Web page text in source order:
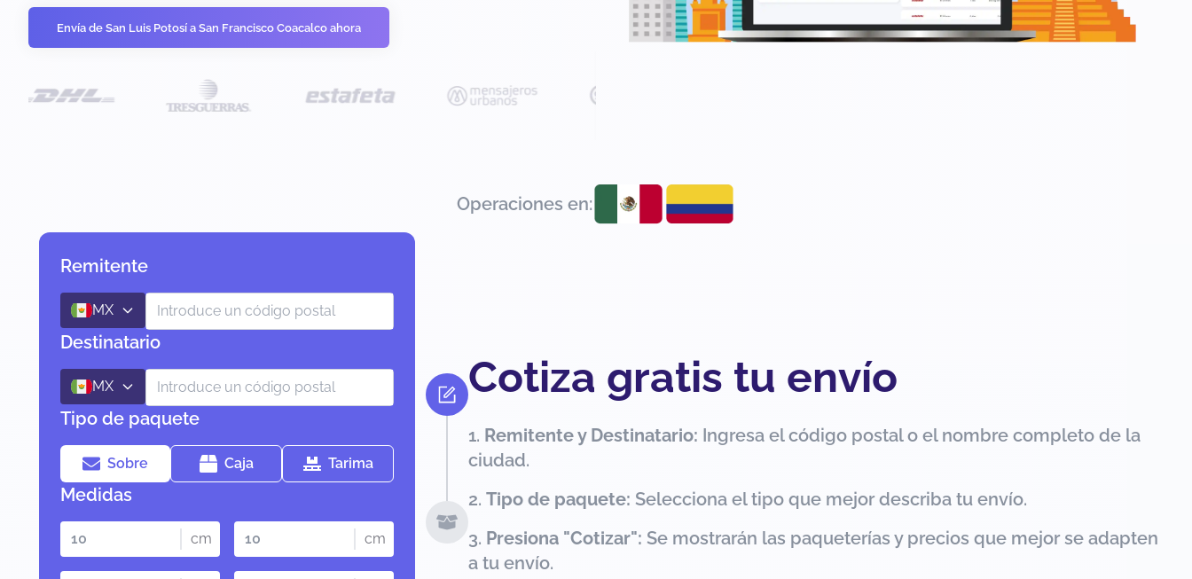
Envía de San Luis Potosí a San Francisco Coacalco ahora
Operaciones en:
Remitente
MX
Destinatario
MX
Tipo de paquete
Sobre Caja Tarima
Medidas
cm cm
Cotiza gratis tu envío
Remitente y Destinatario: Ingresa el código postal o el nombre completo de la
ciudad.
Tipo de paquete: Selecciona el tipo que mejor describa tu envío.
Presiona "Cotizar": Se mostrarán las paqueterías y precios que mejor se adapten
a tu envío.